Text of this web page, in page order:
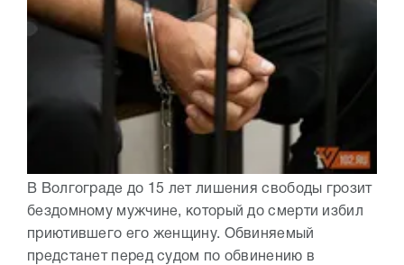
В Волгограде до 15 лет лишения свободы грозит
бездомному мужчине, который до смерти избил
приютившего его женщину. Обвиняемый
предстанет перед судом по обвинению в